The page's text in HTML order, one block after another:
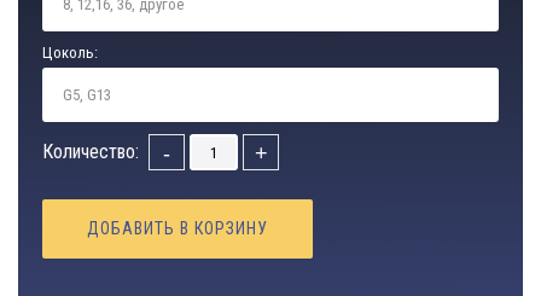
Цоколь:
Количество: - +
ДОБАВИТЬ В КОРЗИНУ